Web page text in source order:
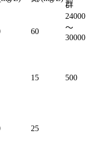
群
60
24000
～
30000
15 500
25